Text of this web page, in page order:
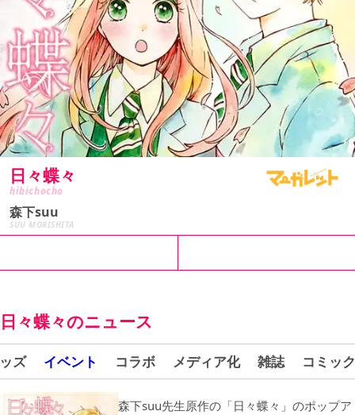
日々蝶々
hibichocho
森下suu
SUU MORISHITA
日々蝶々のニュース
ズ イベント コラボ メディア化 雑誌 コミッ
森下suu先生原作の「日々蝶々」のポップア